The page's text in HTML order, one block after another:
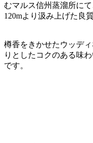
むマルス信州蒸溜所に
120mより汲み上げた良
樽香をきかせたウッデ
りとしたコクのある味
です。